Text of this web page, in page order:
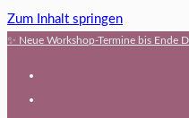
Zum Inhalt springen
✨ Neue Workshop-Termine bis Ende